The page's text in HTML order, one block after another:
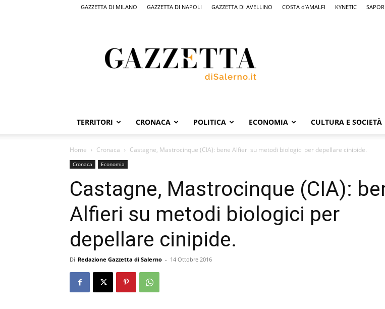
GAZZETTA DI MILANO GAZZETTA DI NAPOLI GAZZETTA DI AVELLINO COSTA d’AMALFI KYNETIC
Salerno,
il
quotidiano
Salerno
TERRITORI CRONACA POLITICA ECONOMIA CULTURA E SOCIETÀ
Home Cronaca Castagne, Mastrocinque (CIA): bene Alfieri su metodi biologici per depellare cinipide.
Cronaca Economia
Castagne, Mastrocinque (CIA):
Alfieri su metodi biologici per
depellare cinipide.
Di Redazione Gazzetta di Salerno - 14 Ottobre 2016